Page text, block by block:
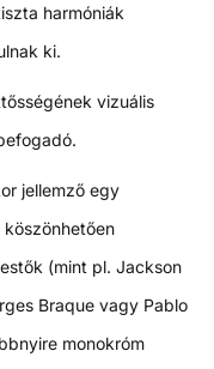
harmóniák
ki.
vizuális
jellemző egy
(mint pl. Jackson
Braque vagy Pablo
monokróm